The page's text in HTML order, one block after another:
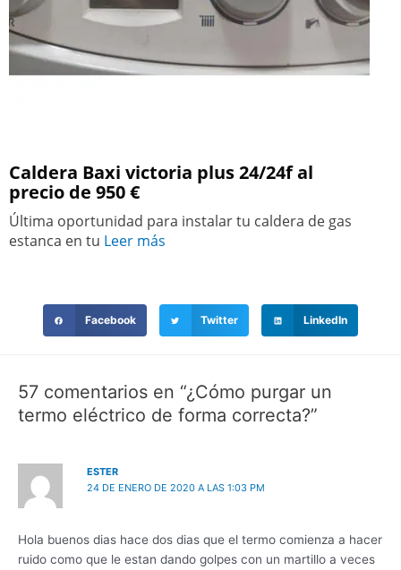
Caldera Baxi victoria plus 24/24f al
precio de 950 €
Última oportunidad para instalar tu caldera de gas
estanca en tu Leer más
Facebook Twitter LinkedIn
57 comentarios en “¿Cómo purgar un
termo eléctrico de forma correcta?”
ESTER
24 DE ENERO DE 2020 A LAS 1:03 PM
Hola buenos dias hace dos dias que el termo comienza a hacer
ruido como que le estan dando golpes con un martillo a veces